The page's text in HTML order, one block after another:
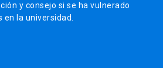
y consejo si se ha vulnerado
en la universidad.